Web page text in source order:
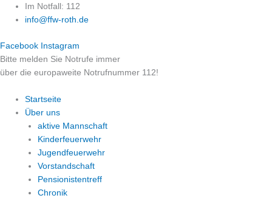
Zum
Inhalt
Im Notfall: 112
info@ffw-roth.de
Facebook Instagram
Bitte melden Sie Notrufe immer
über die europaweite Notrufnummer 112!
Startseite
Über uns
aktive Mannschaft
Kinderfeuerwehr
Jugendfeuerwehr
Vorstandschaft
Pensionistentreff
Chronik